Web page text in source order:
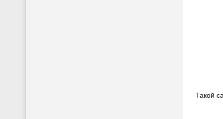
Такой